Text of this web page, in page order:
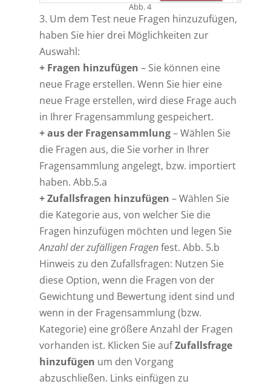
Abb. 4
3. Um dem Test neue Fragen hinzuzufügen,
haben Sie hier drei Möglichkeiten zur
Auswahl:
+ Fragen hinzufügen – Sie können eine
neue Frage erstellen. Wenn Sie hier eine
neue Frage erstellen, wird diese Frage auch
in Ihrer Fragensammlung gespeichert.
+ aus der Fragensammlung– Wählen Sie
die Fragen aus, die Sie vorher in Ihrer
Fragensammlung angelegt, bzw. importiert
haben. Abb.5.a
+ Zufallsfragen hinzufügen – Wählen Sie
die Kategorie aus, von welcher Sie die
Fragen hinzufügen möchten und legen Sie
Anzahl der zufälligen Fragenfest. Abb. 5.b
Hinweis zu den Zufallsfragen: Nutzen Sie
diese Option, wenn die Fragen von der
Gewichtung und Bewertung ident sind und
wenn in der Fragensammlung (bzw.
Kategorie) eine größere Anzahl der Fragen
vorhanden ist. Klicken Sie aufZufallsfrage
hinzufügen um den Vorgang
abzuschließen. Links einfügen zu